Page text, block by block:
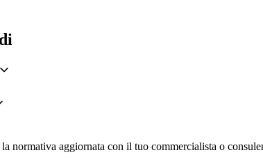
aggiornata con il tuo commercialista o